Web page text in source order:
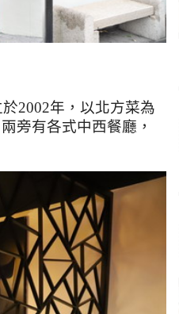
2002年，以北方菜為
旁有各式中西餐廳，